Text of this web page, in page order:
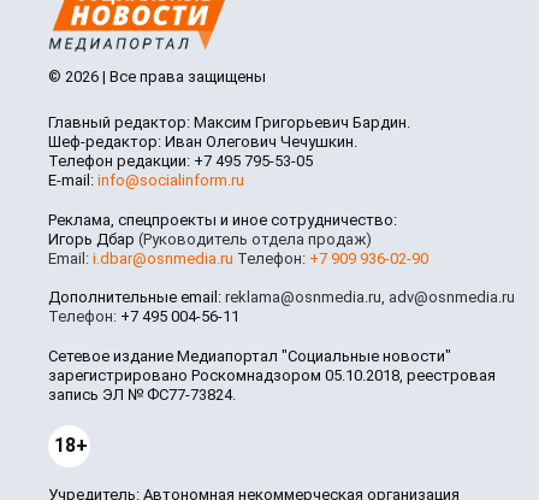
© 2026 | Все права защищены
Главный редактор: Максим Григорьевич Бардин.
Шеф-редактор: Иван Олегович Чечушкин.
Телефон редакции: +7 495 795-53-05
E-mail: info@socialinform.ru
Реклама, спецпроекты и иное сотрудничество:
Игорь Дбар (Руководитель отдела продаж)
Email: i.dbar@osnmedia.ru Телефон: +7 909 936-02-90
Дополнительные email: reklama@osnmedia.ru, adv@osnmedia.ru
Телефон: +7 495 004-56-11
Сетевое издание Медиапортал "Социальные новости"
зарегистрировано Роскомнадзором 05.10.2018, реестровая
запись ЭЛ № ФС77-73824.
18+
Учредитель: Автономная некоммерческая организация